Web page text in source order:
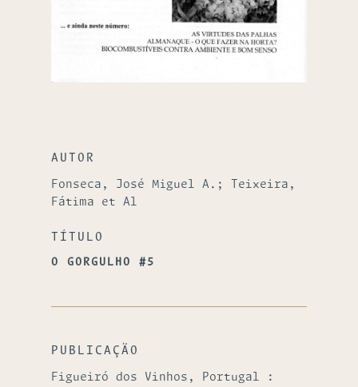
AUTOR
Fonseca, José Miguel A.; Teixeira,
Fátima et Al
TÍTULO
O GORGULHO #5
PUBLICAÇÃO
Figueiró dos Vinhos, Portugal :